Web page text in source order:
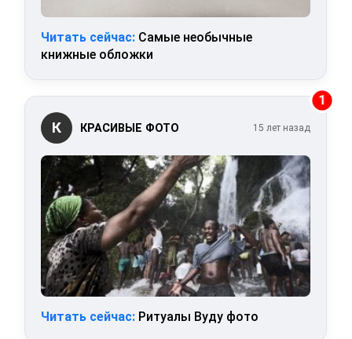
Читать сейчас: Самые необычные
книжные обложки
1
К КРАСИВЫЕ ФОТО 15 лет назад
Читать сейчас: Ритуалы Вуду фото